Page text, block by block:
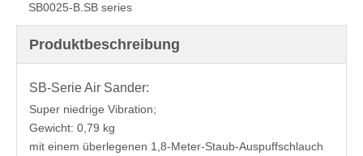
SB0025-B. SB series
Produktbeschreibung
SB-Serie Air Sander:
Super niedrige Vibration;
Gewicht: 0,79 kg
mit einem überlegenen 1,8-Meter-Staub-Auspuffschlauch